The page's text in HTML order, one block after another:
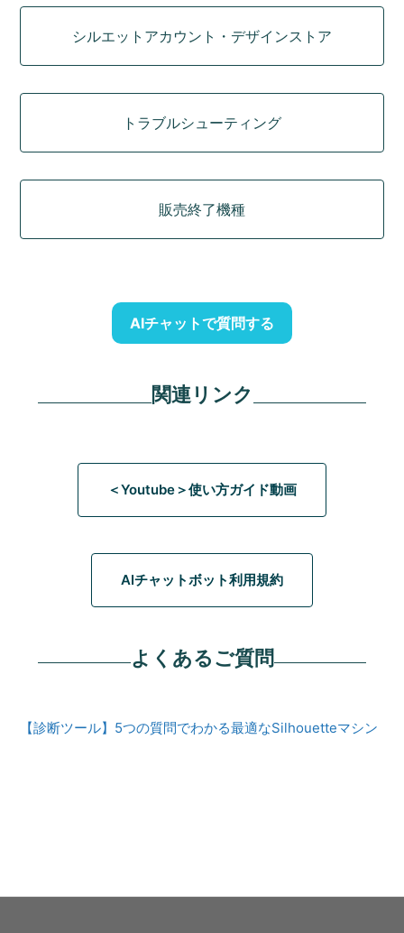
シルエットアカウント・デザインストア
トラブルシューティング
販売終了機種
AIチャットで質問する
関連リンク
＜Youtube＞使い方ガイド動画
AIチャットボット利用規約
よくあるご質問
【診断ツール】5つの質問でわかる最適なSilhouetteマシン